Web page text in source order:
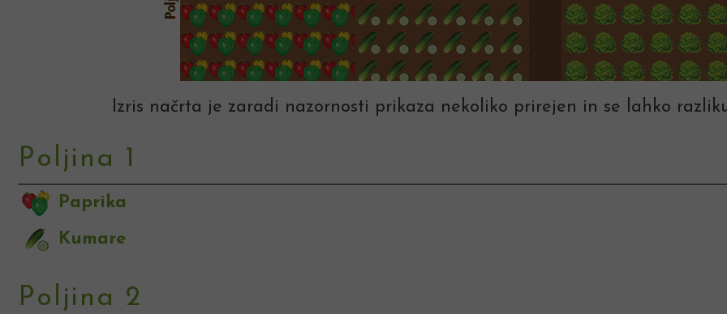
Izris načrta je zaradi nazornosti prikaza nekoliko prirejen in se lahko
Poljina 1
Paprika
Kumare
Poljina 2